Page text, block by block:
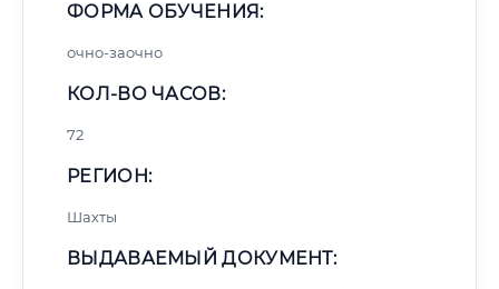
ФОРМА ОБУЧЕНИЯ:
очно-заочно
КОЛ-ВО ЧАСОВ:
72
РЕГИОН:
Шахты
ВЫДАВАЕМЫЙ ДОКУМЕНТ: